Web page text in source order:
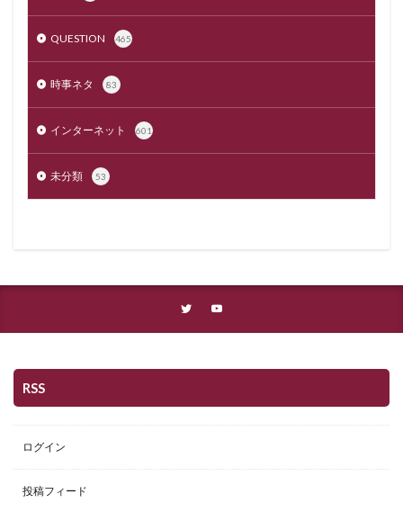
QUESTION 465
時事ネタ 83
インターネット 601
未分類 53
RSS
ログイン
投稿フィード